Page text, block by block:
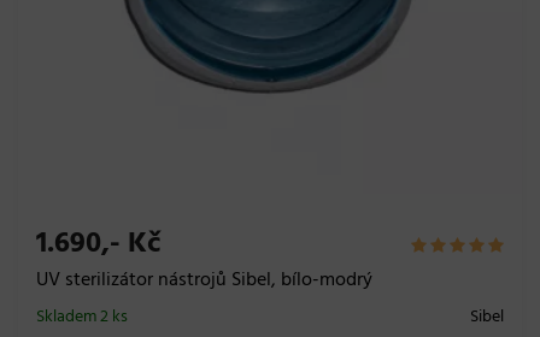
1.690,- Kč
UV sterilizátor nástrojů Sibel, bílo-modrý
Sibel
Skladem 2 ks